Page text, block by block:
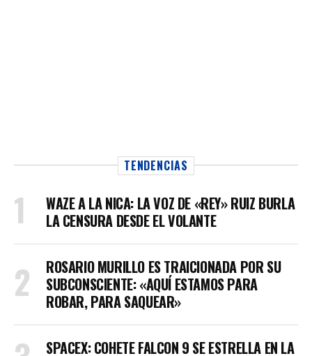
TENDENCIAS
WAZE A LA NICA: LA VOZ DE «REY» RUIZ BURLA
LA CENSURA DESDE EL VOLANTE
ROSARIO MURILLO ES TRAICIONADA POR SU
SUBCONSCIENTE: «AQUÍ ESTAMOS PARA
ROBAR, PARA SAQUEAR»
SPACEX: COHETE FALCON 9 SE ESTRELLA EN LA